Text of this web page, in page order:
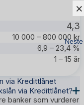
×
Neste
4,3
10 000 – 800 000 kr
6,9 – 23,4 %
1 – 15 år
via Kredittlånet
via Kredittlånet?
banker som vurderer